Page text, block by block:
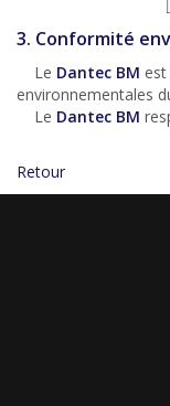
3. Conformité
Le Dantec BM
environnementales
Le Dantec BM
Retour